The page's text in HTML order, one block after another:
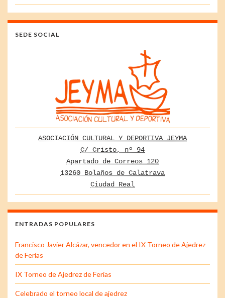
SEDE SOCIAL
ASOCIACIÓN CULTURAL Y DEPORTIVA JEYMA
C/ Cristo, nº 94
Apartado de Correos 120
13260 Bolaños de Calatrava
Ciudad Real
ENTRADAS POPULARES
Francisco Javier Alcázar, vencedor en el IX Torneo de Ajedrez
de Ferias
IX Torneo de Ajedrez de Ferias
Celebrado el torneo local de ajedrez